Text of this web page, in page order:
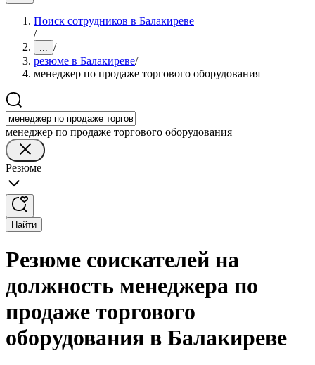
Поиск сотрудников в Балакиреве
/
... /
резюме в Балакиреве/
менеджер по продаже торгового оборудования
менеджер по продаже торгового оборудования
Резюме
Найти
Резюме соискателей на
должность менеджера по
продаже торгового
оборудования в Балакиреве